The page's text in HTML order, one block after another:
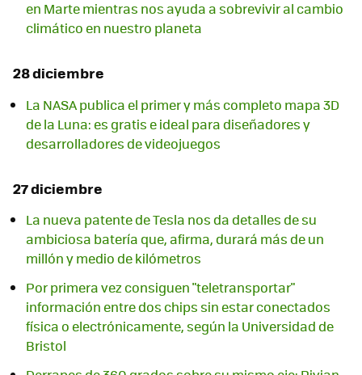
en Marte mientras nos ayuda a sobrevivir al cambio
climático en nuestro planeta
28 diciembre
La NASA publica el primer y más completo mapa 3D
de la Luna: es gratis e ideal para diseñadores y
desarrolladores de videojuegos
27 diciembre
La nueva patente de Tesla nos da detalles de su
ambiciosa batería que, afirma, durará más de un
millón y medio de kilómetros
Por primera vez consiguen "teletransportar"
información entre dos chips sin estar conectados
física o electrónicamente, según la Universidad de
Bristol